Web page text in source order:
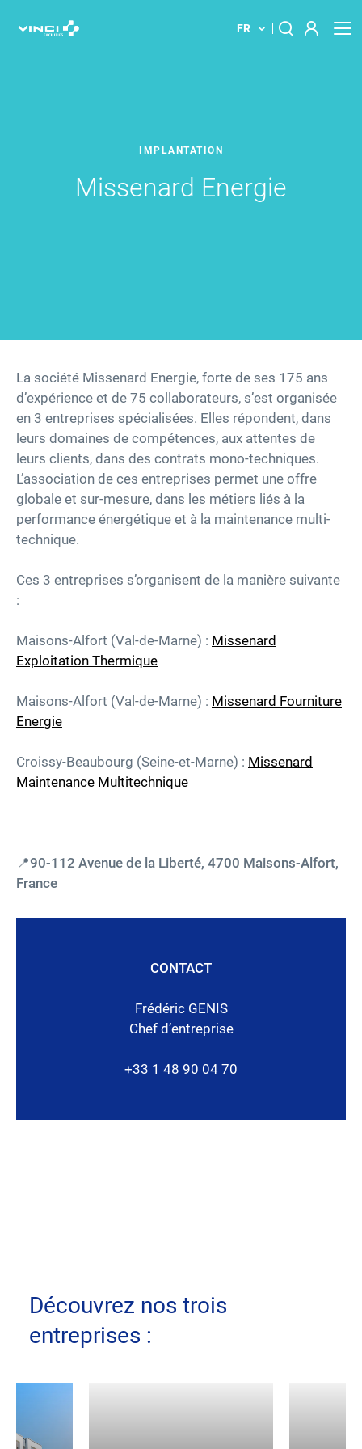
FR
Carrières
Accessibilité
twitterlinkedinyoutubefacebook
IMPLANTATION
Missenard Energie
La société Missenard Energie, forte de ses 175 ans
d’expérience et de 75 collaborateurs, s’est organisée
en 3 entreprises spécialisées. Elles répondent, dans
leurs domaines de compétences, aux attentes de
leurs clients, dans des contrats mono-techniques.
L’association de ces entreprises permet une offre
globale et sur-mesure, dans les métiers liés à la
performance énergétique et à la maintenance multi-
technique.
Ces 3 entreprises s’organisent de la manière suivante
:
Maisons-Alfort (Val-de-Marne) : Missenard
Exploitation Thermique
Maisons-Alfort (Val-de-Marne) : Missenard Fourniture
Energie
Croissy-Beaubourg (Seine-et-Marne) : Missenard
Maintenance Multitechnique
📍90-112 Avenue de la Liberté, 4700 Maisons-Alfort,
France
CONTACT
Frédéric GENIS
Chef d’entreprise
+33 1 48 90 04 70
Découvrez nos trois
entreprises :